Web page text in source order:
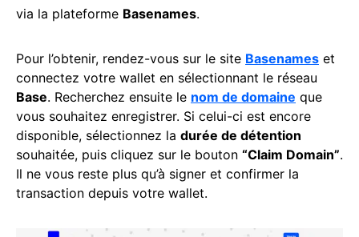
via la plateforme Basenames.
Pour l’obtenir, rendez-vous sur le site Basenames et
connectez votre wallet en sélectionnant le réseau
Base. Recherchez ensuite le nom de domaine que
vous souhaitez enregistrer. Si celui-ci est encore
disponible, sélectionnez la durée de détention
souhaitée, puis cliquez sur le bouton “Claim Domain”.
Il ne vous reste plus qu’à signer et confirmer la
transaction depuis votre wallet.